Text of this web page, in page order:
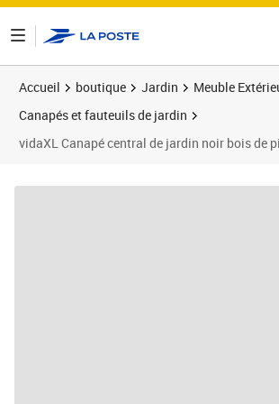
Accueil boutique Jardin
Meuble
Canapés et fauteuils de jardin
vidaXL Canapé central de jardin noir bois de